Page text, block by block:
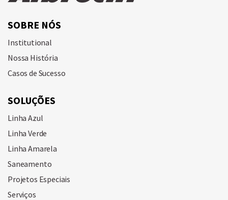
SOBRE NÓS
Institutional
Nossa História
Casos de Sucesso
SOLUÇÕES
Linha Azul
Linha Verde
Linha Amarela
Saneamento
Projetos Especiais
Serviços